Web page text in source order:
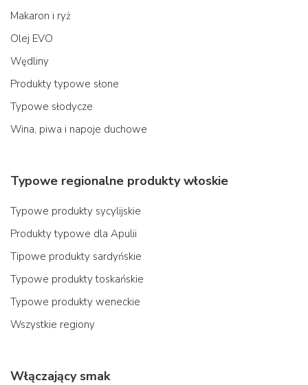
Makaron i ryż
Olej EVO
Wędliny
Produkty typowe słone
Typowe słodycze
Wina, piwa i napoje duchowe
Typowe regionalne produkty włoskie
Typowe produkty sycylijskie
Produkty typowe dla Apulii
Tipowe produkty sardyńskie
Typowe produkty toskańskie
Typowe produkty weneckie
Wszystkie regiony
Włączający smak